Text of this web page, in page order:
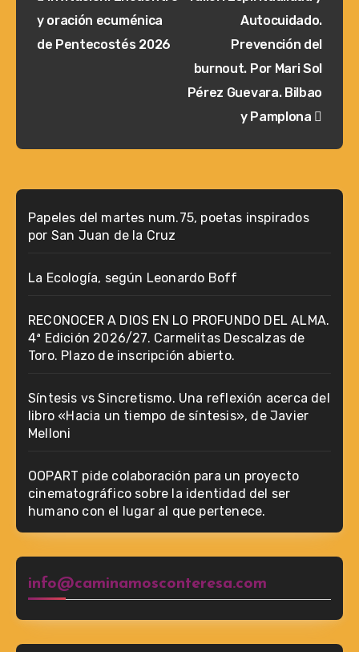
de
entradas
y oración ecuménica
de Pentecostés 2026
Autocuidado.
Prevención del
burnout. Por Mari Sol
Pérez Guevara. Bilbao
y Pamplona
Papeles del martes num.75, poetas inspirados
por San Juan de la Cruz
La Ecología, según Leonardo Boff
RECONOCER A DIOS EN LO PROFUNDO DEL ALMA.
4ª Edición 2026/27. Carmelitas Descalzas de
Toro. Plazo de inscripción abierto.
Síntesis vs Sincretismo. Una reflexión acerca del
libro «Hacia un tiempo de síntesis», de Javier
Melloni
OOPART pide colaboración para un proyecto
cinematográfico sobre la identidad del ser
humano con el lugar al que pertenece.
info@caminamosconteresa.com